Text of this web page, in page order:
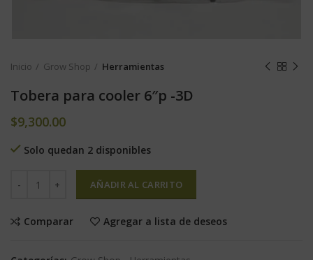
Inicio Grow Shop Herramientas
Tobera para cooler 6″p -3D
$9,300.00
Solo quedan 2 disponibles
AÑADIR AL CARRITO
Comparar Agregar a lista de deseos